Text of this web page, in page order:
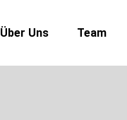
Über Uns Team